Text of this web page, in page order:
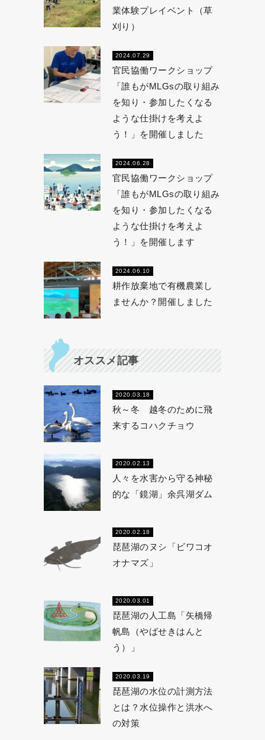
業体験プレイベント（草
刈り）
2024.07.29
官民協働ワークショップ
「誰もがMLGsの取り組み
を知り・参加したくなる
ような仕掛けを考えよ
う！」を開催しました
2024.06.28
官民協働ワークショップ
「誰もがMLGsの取り組み
を知り・参加したくなる
ような仕掛けを考えよ
う！」を開催します
2024.06.10
耕作放棄地で有機農業し
ませんか？開催しました
オススメ記事
2020.03.18
秋～冬 越冬のために飛
来するコハクチョウ
2020.02.13
人々を水害から守る神秘
的な「鏡湖」余呉湖ダム
2020.02.18
琵琶湖のヌシ「ビワコオ
オナマズ」
2020.03.01
琵琶湖の人工島「矢橋帰
帆島（やばせきはんと
う）」
2020.03.19
琵琶湖の水位の計測方法
とは？水位操作と洪水へ
の対策